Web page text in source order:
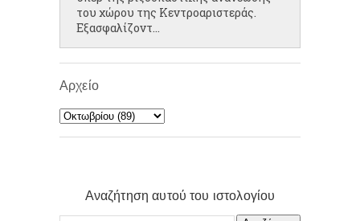
του χώρου της Κεντροαριστεράς.
Εξασφαλίζοντ...
Αρχείο
Αναζήτηση αυτού του ιστολογίου